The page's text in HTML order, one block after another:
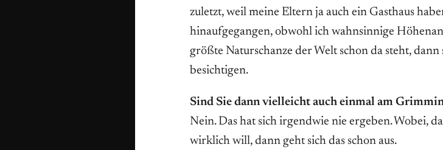
zuletzt, weil meine Eltern ja auch ein Gasthaus
hinaufgegangen, obwohl ich wahnsinnige
größte Naturschanze der Welt schon da steht, dann
besichtigen.
Sind Sie dann vielleicht auch einmal am
Nein. Das hat sich irgendwie nie ergeben. Wobei,
wirklich will, dann geht sich das schon aus.